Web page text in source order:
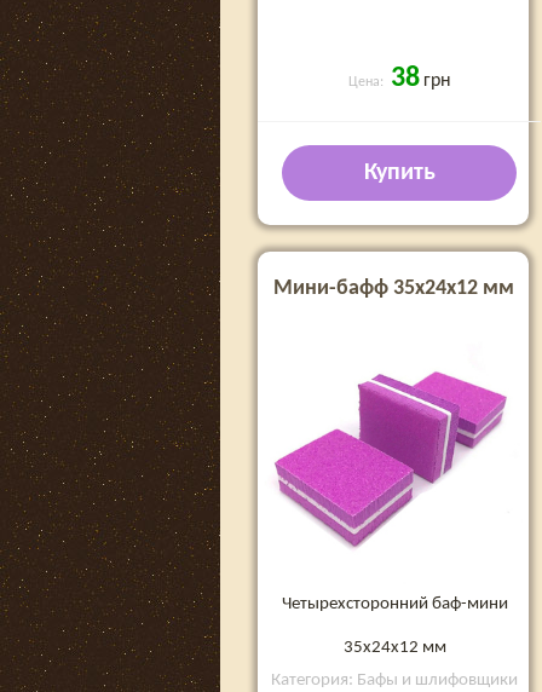
Цена: 38 грн
Купить
Мини-бафф 35х24х12 мм
Четырехсторонний баф-мини
35х24х12 мм
Категория: Бафы и шлифовщики